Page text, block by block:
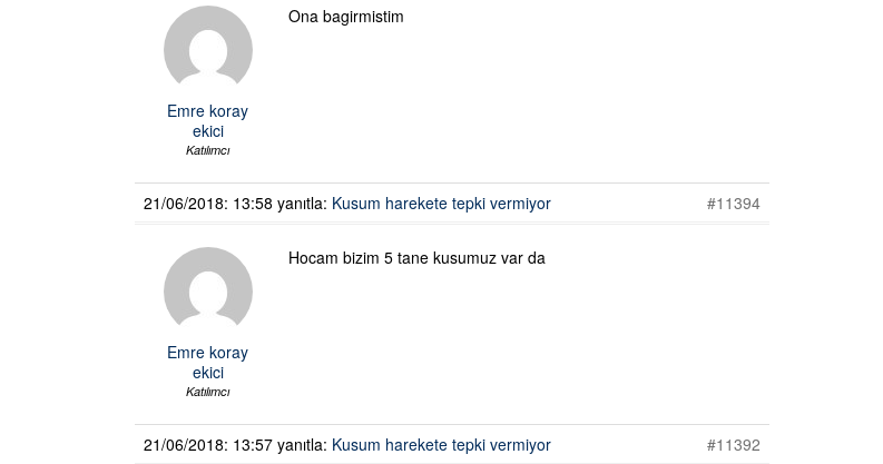
Emre koray
ekici
Katılımcı
Ona bagirmistim
21/06/2018: 13:58 yanıtla: Kusum harekete tepki vermiyor #11394
Emre koray
ekici
Katılımcı
Hocam bizim 5 tane kusumuz var da
21/06/2018: 13:57 yanıtla: Kusum harekete tepki vermiyor #11392